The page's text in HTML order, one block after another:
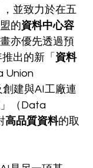
並致力於在五
的資料中心容
亦優先透過預
出的新「 資料
Union
建與AI工廠連
」（Data
高品質資料的取